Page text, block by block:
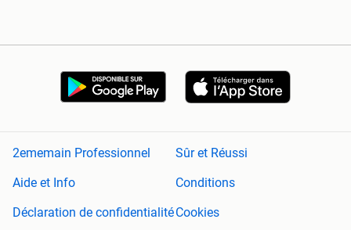
2ememain Professionnel
Sûr et Réussi
Aide et Info
Conditions
Déclaration de confidentialitéCookies